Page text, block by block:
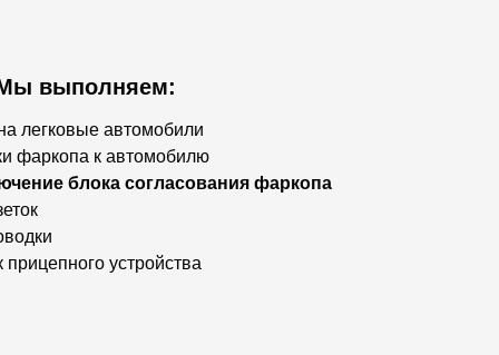
выполняем:
легковые автомобили
фаркопа к автомобилю
блока согласования фаркопа
устройства